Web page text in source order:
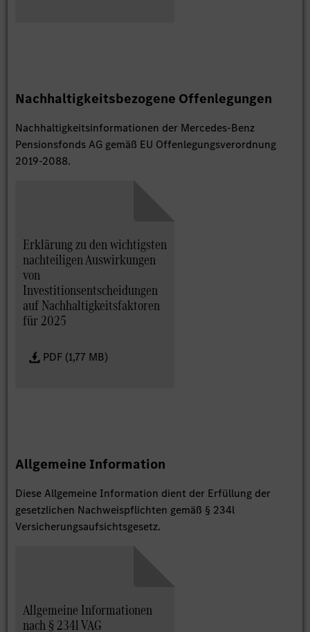
Nachhaltigkeitsbezogene Offenlegungen
Nachhaltigkeitsinformationen der Mercedes-Benz
Pensionsfonds AG gemäß EU Offenlegungsverordnung
2019-2088.
Erklärung zu den wichtigsten
nachteiligen Auswirkungen
von
Investitionsentscheidungen
auf Nachhaltigkeitsfaktoren
für 2025
PDF (1,77 MB)
Allgemeine Information
Diese Allgemeine Information dient der Erfüllung der
gesetzlichen Nachweispflichten gemäß § 234l
Versicherungsaufsichtsgesetz.
Allgemeine Informationen
nach § 234l VAG